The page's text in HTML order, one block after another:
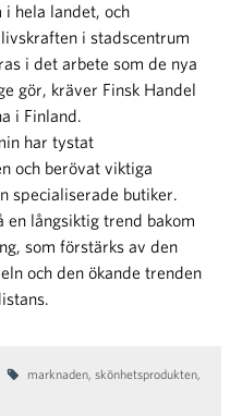
i hela landet, och
i stadscentrum
i det arbete som de nya
gör, kräver Finsk Handel
i Finland.
har tystat
och berövat viktiga
specialiserade butiker.
en långsiktig trend bakom
som förstärks av den
och den ökande trenden
marknaden, skönhetsprodukten,